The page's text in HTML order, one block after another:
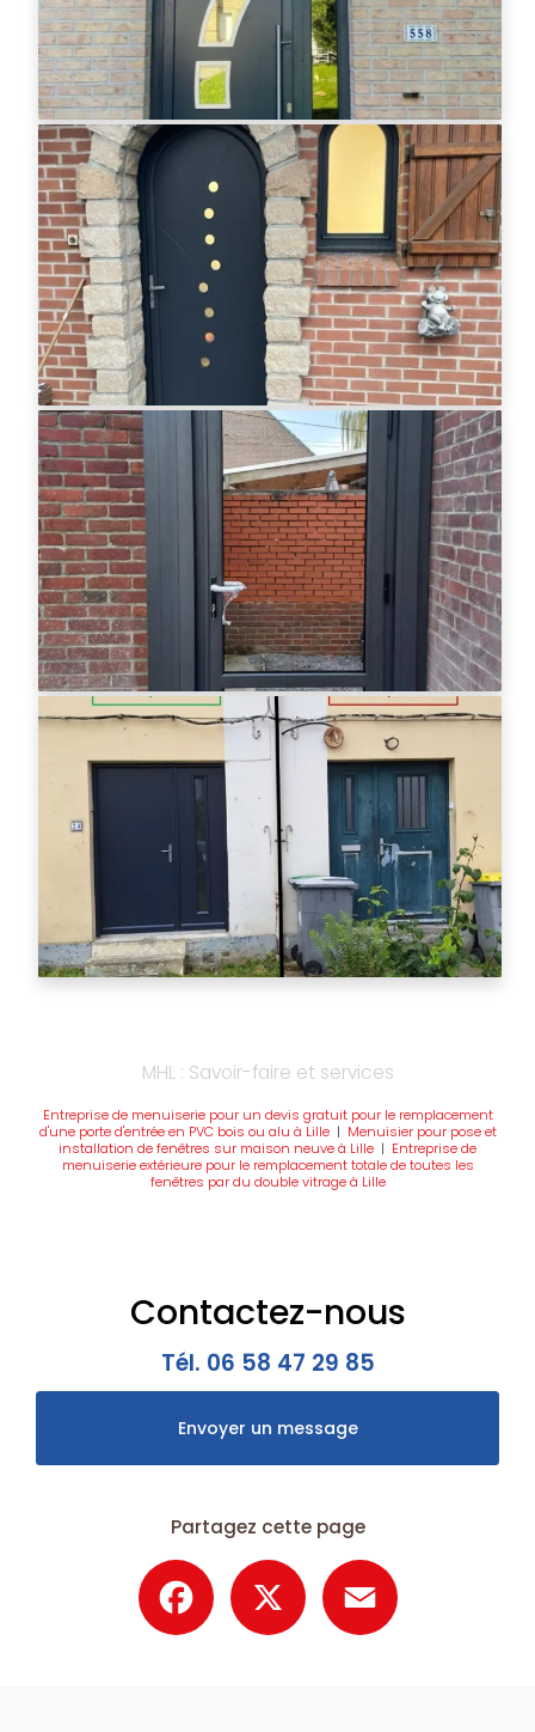
MHL : Savoir-faire et services
Entreprise de menuiserie pour un devis gratuit pour le remplacement
d'une porte d'entrée en PVC bois ou alu à Lille| Menuisier pour pose et
installation de fenêtres sur maison neuve à Lille | Entreprise de
menuiserie extérieure pour le remplacement totale de toutes les
fenêtres par du double vitrage à Lille
Contactez-nous
Tél. 06 58 47 29 85
Envoyer un message
Partagez cette page
Facebook